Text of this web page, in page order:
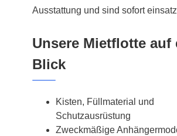
Ausstattung und sind sofort
Unsere Mietflotte auf
Blick
Kisten, Füllmaterial und
Schutzausrüstung
Zweckmäßige